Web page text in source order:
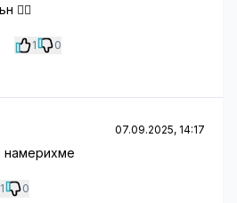
🤦‍♂️
1 0
07.09.2025, 14:17
намерихме
1 0